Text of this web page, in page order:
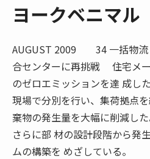
ヨークベニマ
AUGUST 2009 34 一括物流
合センターに再挑戦 住宅メ
のゼロエミッションを達 成し
現場で分別を行い、集荷拠点
棄物の発生量を大幅に削減し
さらに部 材の設計段階から発
ムの構築を めざしている。